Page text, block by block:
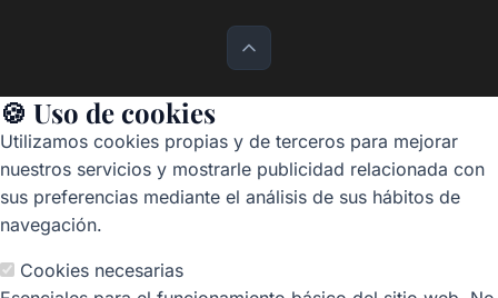
🍪 Uso de cookies
Utilizamos cookies propias y de terceros para mejorar
nuestros servicios y mostrarle publicidad relacionada con
sus preferencias mediante el análisis de sus hábitos de
navegación.
Cookies necesarias